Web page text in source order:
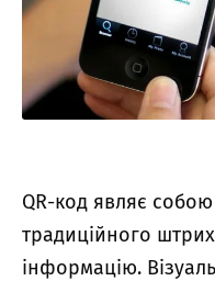
QR-код являє
традиційного
інформацію.